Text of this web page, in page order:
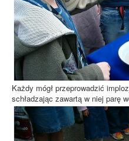
Każdy mógł przeprowadzić
schładzając zawartą w niej parę